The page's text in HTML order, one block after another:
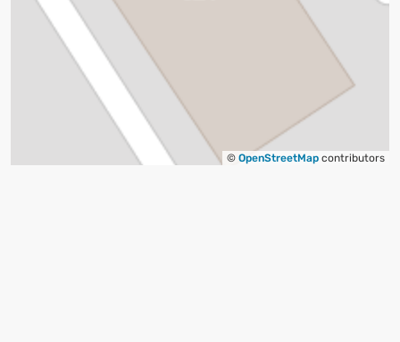
© OpenStreetMap contributors